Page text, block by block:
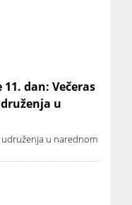
dan: Večeras
u
udruženja u narednom